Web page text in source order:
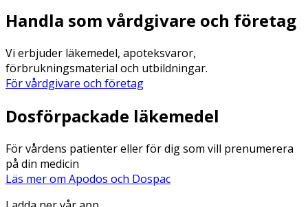
Handla som vårdgivare och företag
Vi erbjuder läkemedel, apoteksvaror,
förbrukningsmaterial och utbildningar.
För vårdgivare och företag
Dosförpackade läkemedel
För vårdens patienter eller för dig som vill prenumerera
på din medicin
Läs mer om Apodos och Dospac